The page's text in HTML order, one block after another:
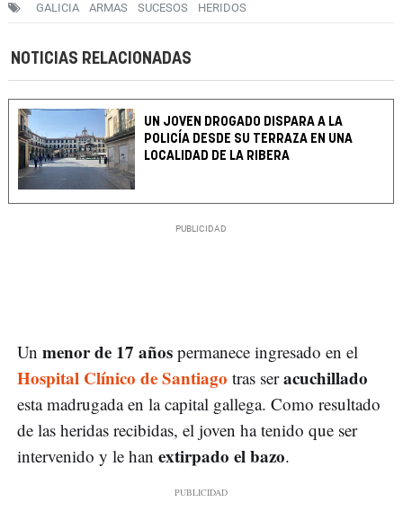
GALICIA ARMAS SUCESOS HERIDOS
NOTICIAS RELACIONADAS
UN JOVEN DROGADO DISPARA A LA
POLICÍA DESDE SU TERRAZA EN UNA
LOCALIDAD DE LA RIBERA
Un menor de 17 años permanece ingresado en el
Hospital Clínico de Santiago tras seracuchillado
esta madrugada en la capital gallega. Como resultado
de las heridas recibidas, el joven ha tenido que ser
intervenido y le han extirpado el bazo.